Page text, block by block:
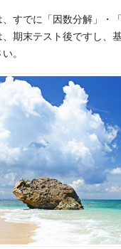
すでに「因数分解」・
、期末テスト後ですし、
。